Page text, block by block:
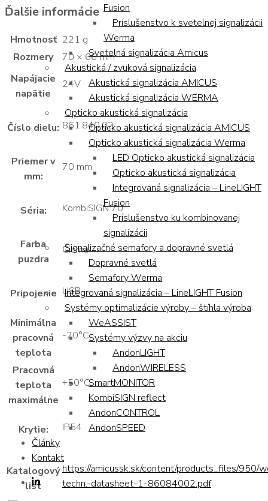
Fusion
Príslušenstvo k svetelnej signalizácii
Werma
Svetelná signalizácia Amicus
Akustická / zvuková signalizácia
Akustická signalizácia AMICUS
Akustická signalizácia WERMA
Opticko akustická signalizácia
Opticko akustická signalizácia AMICUS
Opticko akustická signalizácia Werma
LED Opticko akustická signalizácia
Opticko akustická signalizácia
Integrovaná signalizácia – LineLIGHT
Fusion
Príslušenstvo ku kombinovanej
signalizácii
Signalizačné semafory a dopravné svetlá
Dopravné svetlá
Semafory Werma
Integrovaná signalizácia – LineLIGHT Fusion
Systémy optimalizácie výroby – štíhla výroba
WeASSIST
Systémy výzvy na akciu
AndonLIGHT
AndonWIRELESS
SmartMONITOR
KombiSIGN reflect
AndonCONTROL
AndonSPEED
Články
Kontakt
Ďalšie informácie
Hmotnosť 221 g
Rozmery
70 × 66 mm
Napájacie
napätie
24V
Číslo dielu: 861.840.02
Priemer v
mm:
70 mm
Séria: KombiSIGN 70
Farba
puzdra
Čierna
Pripojenie USB
Minimálna
pracovná
teplota
-20°C
Pracovná
teplota
maximálne
+50°C
Krytie: IP54
Katalogový
list
https://amicussk.sk/content/products_files/950/
techn.-datasheet-1-86084002.pdf